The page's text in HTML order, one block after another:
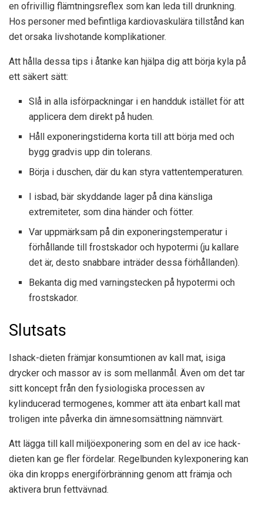
en ofrivillig flämtningsreflex som kan leda till drunkning.
Hos personer med befintliga kardiovaskulära tillstånd kan
det orsaka livshotande komplikationer.
Att hålla dessa tips i åtanke kan hjälpa dig att börja kyla på
ett säkert sätt:
Slå in alla isförpackningar i en handduk istället för att
applicera dem direkt på huden.
Håll exponeringstiderna korta till att börja med och
bygg gradvis upp din tolerans.
Börja i duschen, där du kan styra vattentemperaturen.
I isbad, bär skyddande lager på dina känsliga
extremiteter, som dina händer och fötter.
Var uppmärksam på din exponeringstemperatur i
förhållande till frostskador och hypotermi (ju kallare
det är, desto snabbare inträder dessa förhållanden).
Bekanta dig med varningstecken på hypotermi och
frostskador.
Slutsats
Ishack-dieten främjar konsumtionen av kall mat, isiga
drycker och massor av is som mellanmål. Även om det tar
sitt koncept från den fysiologiska processen av
kylinducerad termogenes, kommer att äta enbart kall mat
troligen inte påverka din ämnesomsättning nämnvärt.
Att lägga till kall miljöexponering som en del av ice hack-
dieten kan ge fler fördelar. Regelbunden kylexponering kan
öka din kropps energiförbränning genom att främja och
aktivera brun fettvävnad.